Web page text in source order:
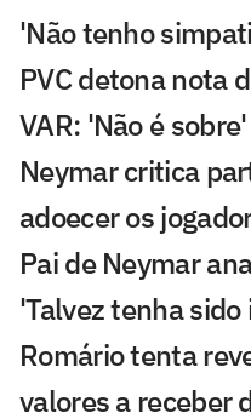
'Não tenho
PVC detona nota
VAR: 'Não é sobre'
Neymar critica
adoecer os
Pai de Neymar
'Talvez tenha
Romário tenta
valores a receber